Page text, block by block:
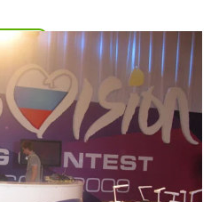
РЕСЕПШН
Подробней